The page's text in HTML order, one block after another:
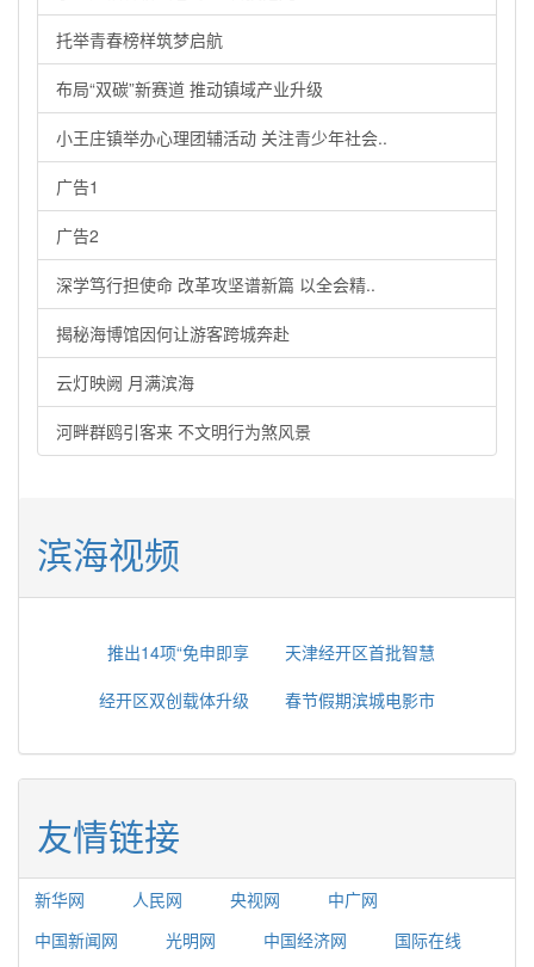
托举青春榜样筑梦启航
布局“双碳”新赛道 推动镇域产业升级
小王庄镇举办心理团辅活动 关注青少年社会..
广告1
广告2
深学笃行担使命 改革攻坚谱新篇 以全会精..
揭秘海博馆因何让游客跨城奔赴
云灯映阙 月满滨海
河畔群鸥引客来 不文明行为煞风景
滨海视频
推出14项“免申即享
天津经开区首批智慧
经开区双创载体升级
春节假期滨城电影市
友情链接
新华网 人民网 央视网
中广网
中国新闻网
光明网 中国经济网 国际在线